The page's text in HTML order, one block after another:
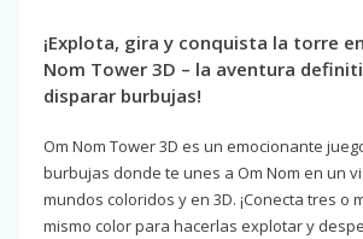
¡Explota, gira y conquista la torre
Nom Tower 3D – la aventura
disparar burbujas!
Om Nom Tower 3D es un emocionante
burbujas donde te unes a Om Nom en un
mundos coloridos y en 3D. ¡Conecta tres o
mismo color para hacerlas explotar y